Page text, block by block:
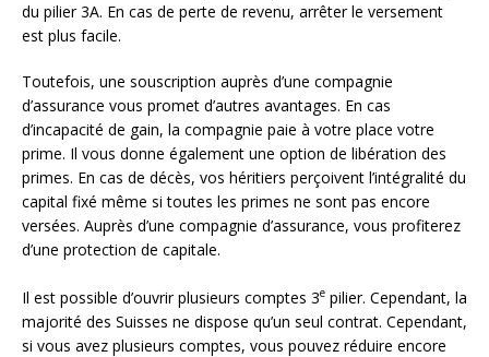
du pilier 3A. En cas de perte de revenu, arrêter le versement
est plus facile.
Toutefois, une souscription auprès d’une compagnie
d’assurance vous promet d’autres avantages. En cas
d’incapacité de gain, la compagnie paie à votre place votre
prime. Il vous donne également une option de libération des
primes. En cas de décès, vos héritiers perçoivent l’intégralité du
capital fixé même si toutes les primes ne sont pas encore
versées. Auprès d’une compagnie d’assurance, vous profiterez
d’une protection de capitale.
Il est possible d’ouvrir plusieurs comptes 3e pilier. Cependant, la
majorité des Suisses ne dispose qu’un seul contrat. Cependant,
si vous avez plusieurs comptes, vous pouvez réduire encore